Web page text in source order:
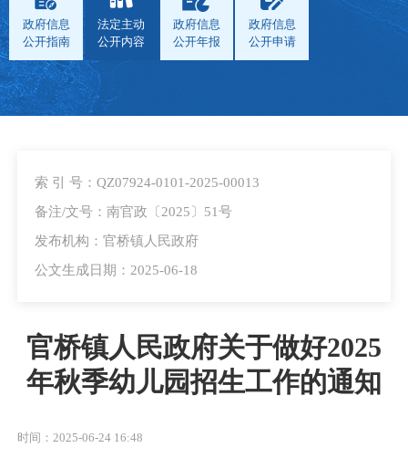
政府信息
公开指南
法定主动
公开内容
政府信息
公开年报
政府信息
公开申请
索 引 号：QZ07924-0101-2025-00013
备注/文号：南官政〔2025〕51号
发布机构：官桥镇人民政府
公文生成日期：2025-06-18
官桥镇人民政府关于做好2025
年秋季幼儿园招生工作的通知
时间：2025-06-24 16:48